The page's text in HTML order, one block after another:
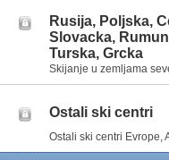
Rusija, Poljska,
Slovacka,
Turska, Grcka
Skijanje u zemljama
Ostali ski centri
Ostali ski centri Evrope,